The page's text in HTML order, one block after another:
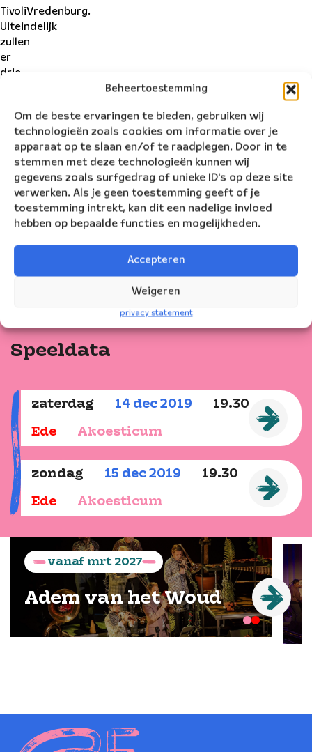
Beheertoestemming
Om de beste ervaringen te bieden, gebruiken wij
technologieën zoals cookies om informatie over je
apparaat op te slaan en/of te raadplegen. Door in te
stemmen met deze technologieën kunnen wij
gegevens zoals surfgedrag of unieke ID's op deze site
verwerken. Als je geen toestemming geeft of je
toestemming intrekt, kan dit een nadelige invloed
hebben op bepaalde functies en mogelijkheden.
Accepteren
Weigeren
privacy statement
TivoliVredenburg.
Uiteindelijk
zullen
er
drie
eigen
stuk
uitvoeren
samen
met
het
NBE
tijdens
2020!
Speeldata
zaterdag 14 dec 2019 19.30
Ede Akoesticum
zondag 15 dec 2019 19.30
Ede Akoesticum
vanaf mrt 2027
Adem van het Woud